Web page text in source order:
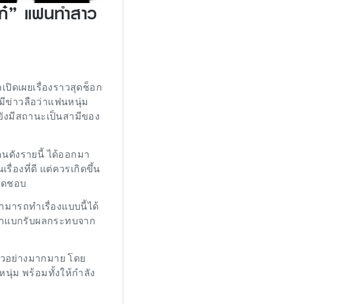
” แฟนทำสาว
ปิดเผยเรื่องราวสุดช็อก
มีข่าวลือว่าแฟนหนุ่ม
มีสถานะเป็นสามีของ
ดังรายนี้ ได้ออกมา
รื่องที่ดี แต่ควรเกิดขึ้น
ชอบ
มารถทำเรื่องแบบนี้ได้
แบกรับผลกระทบจาก
อย่างมากมาย โดย
นุ่ม พร้อมทั้งให้กำลัง